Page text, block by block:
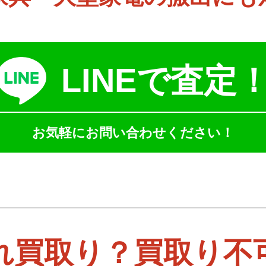
LINEで査定
お気軽にお問い合わせください！
買取り？買取り不